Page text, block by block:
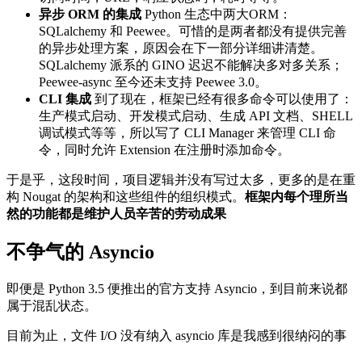
异步 ORM 的集成 Python 生态中两大ORM：
SQLalchemy 和 Peewee。可惜的是两者都没有提供完善
的异步处理方案，原因会在下一部分详细讲清楚。
SQLalchemy 派系的 GINO 迟迟不能解决多对多关系；
Peewee-async 至今还未支持 Peewee 3.0。
CLI 集成 到了现在，框架已经有很多命令可以使用了：
生产模式启动、开发模式启动、生成 API 文档、SHELL
调试模式等等，所以写了 CLI Manager 来管理 CLI 命
令，同时允许 Extension 在注册时添加命令。
于是乎，这段时间，项目逻辑并没有写过太多，更多的是在重
构 Nougat 的架构和这些组件的组织模式。 框架内每个理所当
然的功能都是维护人员辛苦的劳动成果
不争气的 Asyncio
即便是 Python 3.5 便推出的官方支持 Asyncio，到目前来说都
属于混乱状态。
目前为止，文件 I/O 没有纳入 asyncio 库是我感到很纳闷的事